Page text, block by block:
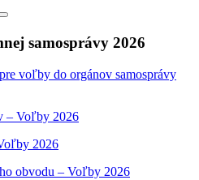
Search
samosprávy 2026
voľby do orgánov samosprávy
– Voľby 2026
2026
obvodu – Voľby 2026